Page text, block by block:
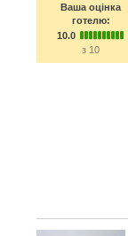
Ваша оцінка
готелю:
10.0
з 10